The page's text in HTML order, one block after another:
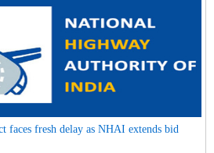
faces fresh delay as NHAI extends bid